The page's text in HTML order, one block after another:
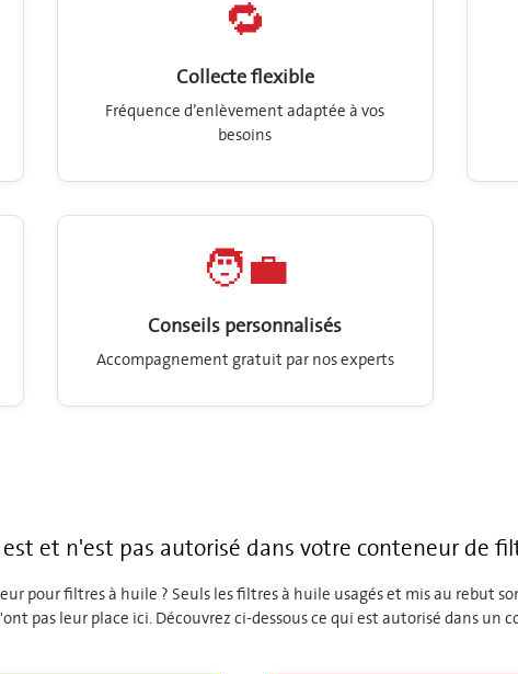
🔁
Collecte flexible
Fréquence d’enlèvement adaptée à vos
besoins
🧑‍💼
Conseils personnalisés
Accompagnement gratuit par nos experts
et n'est pas autorisé dans votre conteneur de
pour filtres à huile ? Seuls les filtres à huile usagés et mis au rebut
pas leur place ici. Découvrez ci-dessous ce qui est autorisé dans un